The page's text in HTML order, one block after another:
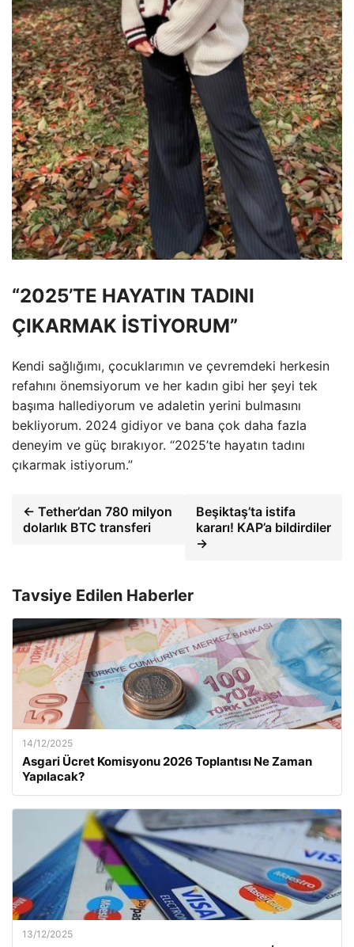
“2025’TE HAYATIN TADINI
ÇIKARMAK İSTİYORUM”
Kendi sağlığımı, çocuklarımın ve çevremdeki herkesin
refahını önemsiyorum ve her kadın gibi her şeyi tek
başıma hallediyorum ve adaletin yerini bulmasını
bekliyorum. 2024 gidiyor ve bana çok daha fazla
deneyim ve güç bırakıyor. “2025’te hayatın tadını
çıkarmak istiyorum.”
← Tether’dan 780 milyon
dolarlık BTC transferi
Beşiktaş’ta istifa
kararı! KAP’a bildirdiler
→
Tavsiye Edilen Haberler
14/12/2025
Asgari Ücret Komisyonu 2026 Toplantısı Ne Zaman
Yapılacak?
13/12/2025